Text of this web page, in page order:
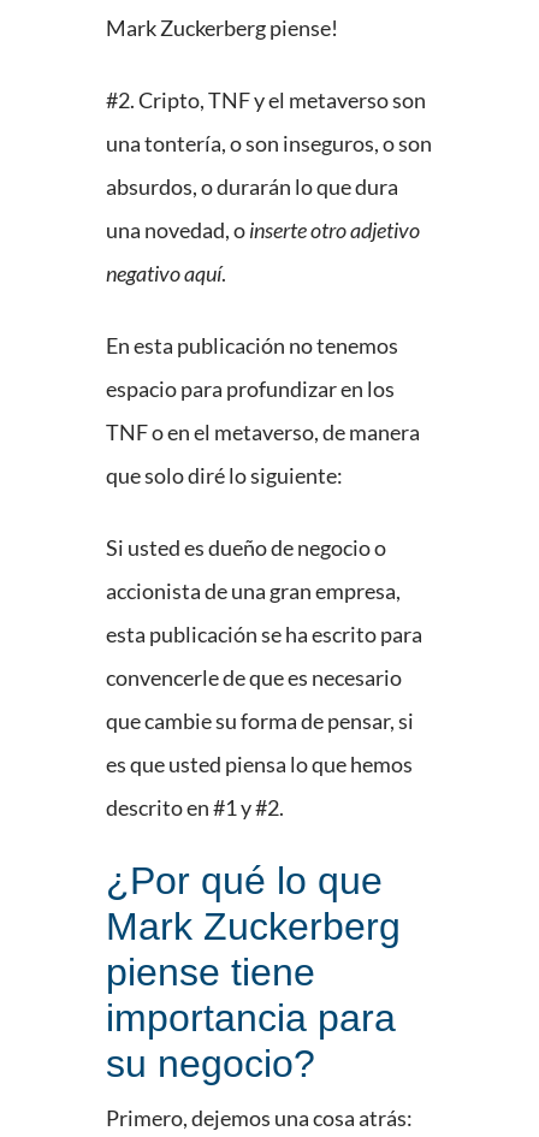
Mark Zuckerberg piense!
#2. Cripto, TNF y el metaverso son
una tontería, o son inseguros, o son
absurdos, o durarán lo que dura
una novedad, oinserte otro adjetivo
negativo aquí.
En esta publicación no tenemos
espacio para profundizar en los
TNF o en el metaverso, de manera
que solo diré lo siguiente:
Si usted es dueño de negocio o
accionista de una gran empresa,
esta publicación se ha escrito para
convencerle de que es necesario
que cambie su forma de pensar, si
es que usted piensa lo que hemos
descrito en #1 y #2.
¿Por qué lo que
Mark Zuckerberg
piense tiene
importancia para
su negocio?
Primero, dejemos una cosa atrás: